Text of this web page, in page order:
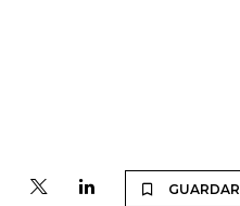
GUARDAR